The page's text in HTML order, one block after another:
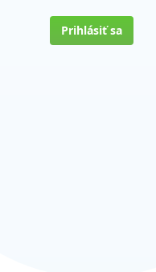
Prihlásiť sa